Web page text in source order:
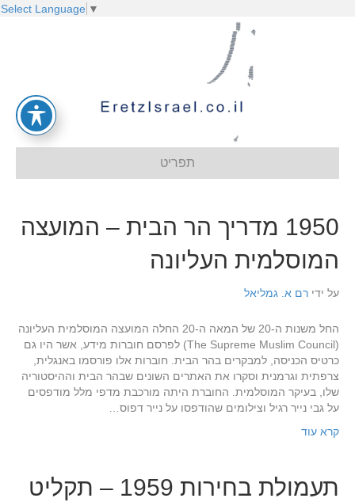
Select Language ▼
תפריט
1950 מדריך הר הבית – המועצה
המוסלמית העליונה
על ידי רם א. גמליאל
החל משנות ה-20 של המאה ה-20 החלה המועצה המוסלמית העליונה
(The Supreme Muslim Council) לפרסם חוברות מידע, אשר היו גם
כרטיס הכניסה, למבקרים בהר הבית. חוברות אלו פורסמו באנגלית,
צרפתית וגרמנית וסקרו את האתרים השונים שבהר הבית וההיסטוריה
שלו, בעיקר המוסלמית. החוברת היתה מורכבת מדפי מלל מודפסים
על גבי נייר רגיל וצילומים שהודפסו על נייר דפוס…
קרא עוד
תעמולת בחירות 1959 – תקליט